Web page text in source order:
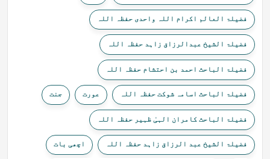
فضیلۃ العالم اکرام اللہ واحدی حفظہ اللہ
فضیلۃ الشیخ عبدالرزاق زاہد حفظہ اللہ
فضیلۃ الباحث احمد بن احتشام حفظہ اللہ
فضیلۃ الباحث اسامہ شوکت حفظہ اللہ عورت جنت
فضیلۃ الباحث کامران الہیٰ ظہیر حفظہ اللہ
فضیلۃ الشیخ عبد الرزاق زاہد حفظہ اللہ اچھی بات